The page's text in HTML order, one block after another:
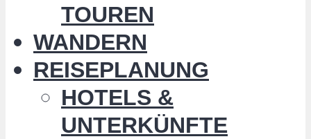
TOUREN
WANDERN
REISEPLANUNG
HOTELS &
UNTERKÜNFTE